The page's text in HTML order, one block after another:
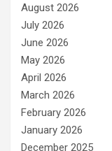
August 2026
July 2026
June 2026
May 2026
April 2026
March 2026
February 2026
January 2026
December 2025